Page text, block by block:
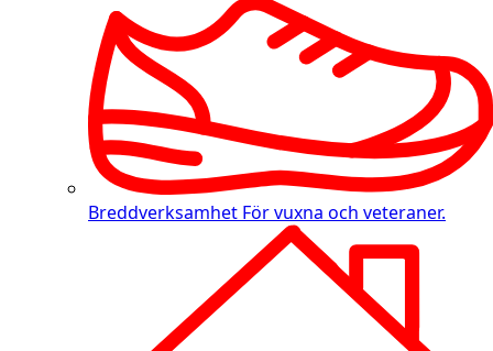
Breddverksamhet För vuxna och veteraner.